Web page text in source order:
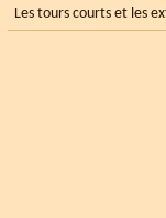
Les tours courts et les